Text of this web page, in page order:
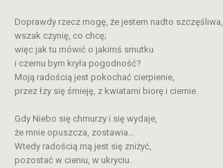
Doprawdy rzecz mogę, że jestem nadto szczęśliwa,
wszak czynię, co chcę;
więc jak tu mówić o jakimś smutku
i czemu bym kryła pogodność?
Moją radością jest pokochać cierpienie,
przez łzy się śmieję, z kwiatami biorę i ciernie.
Gdy Niebo się chmurzy i się wydaje,
że mnie opuszcza, zostawia…
Wtedy radością mą jest się zniżyć,
pozostać w cieniu, w ukryciu.